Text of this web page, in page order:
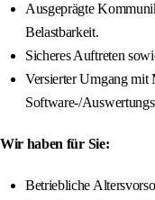
Ausgeprägte
Belastbarkeit.
Sicheres Auftreten
Versierter Umgang
Software-/
Wir haben für Sie:
Betriebliche